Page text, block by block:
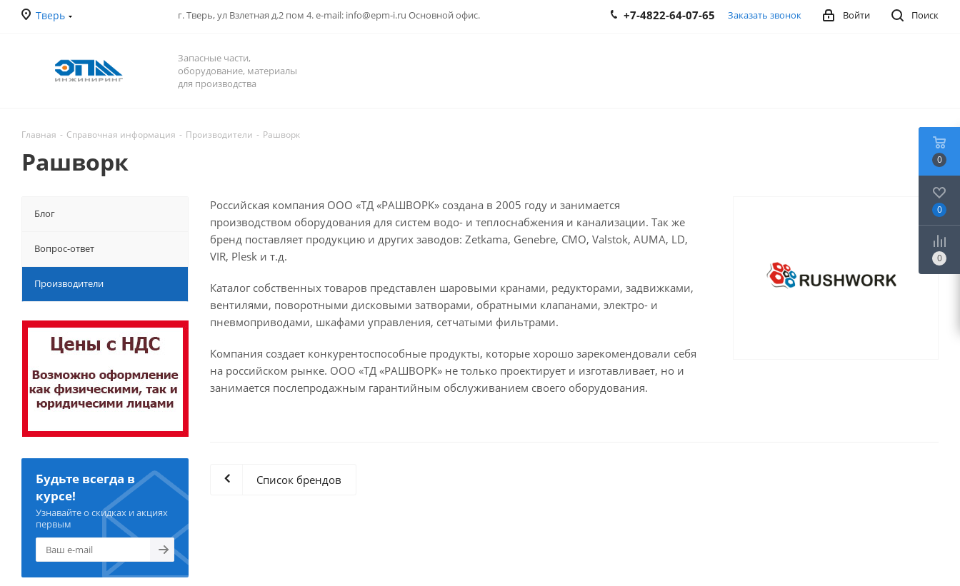
Тверь г. Тверь, ул Взлетная д.2 пом 4. e-mail: info@epm-i.ru Основной офис. Поиск
Войти
+7-4822-64-07-65 Заказать звонок
Запасные части,
оборудование, материалы
для производства
Главная - Справочная информация - Производители - Рашворк
Рашворк
Российская компания ООО «ТД «РАШВОРК» создана в 2005 году и занимается
производством оборудования для систем водо- и теплоснабжения и канализации. Так же
бренд поставляет продукцию и других заводов: Zetkama, Genebre, CMO, Valstok, AUMA, LD,
VIR, Plesk и т.д.
Каталог собственных товаров представлен шаровыми кранами, редукторами, задвижками,
вентилями, поворотными дисковыми затворами, обратными клапанами, электро- и
пневмоприводами, шкафами управления, сетчатыми фильтрами.
Компания создает конкурентоспособные продукты, которые хорошо зарекомендовали себя
на российском рынке. ООО «ТД «РАШВОРК» не только проектирует и изготавливает, но и
занимается послепродажным гарантийным обслуживанием своего оборудования.
Список брендов
Блог
Вопрос-ответ
Производители
Будьте всегда в
курсе!
Узнавайте о скидках и акциях
первым
0
0
0